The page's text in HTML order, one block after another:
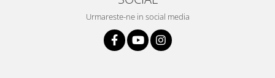
Urmareste-ne in social media